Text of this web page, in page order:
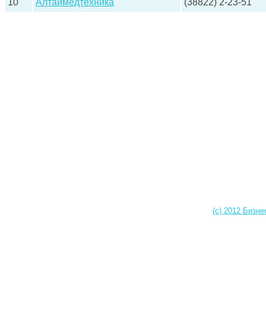
10 Алтаймедтехника (38822) 2-23-51
(c) 2012